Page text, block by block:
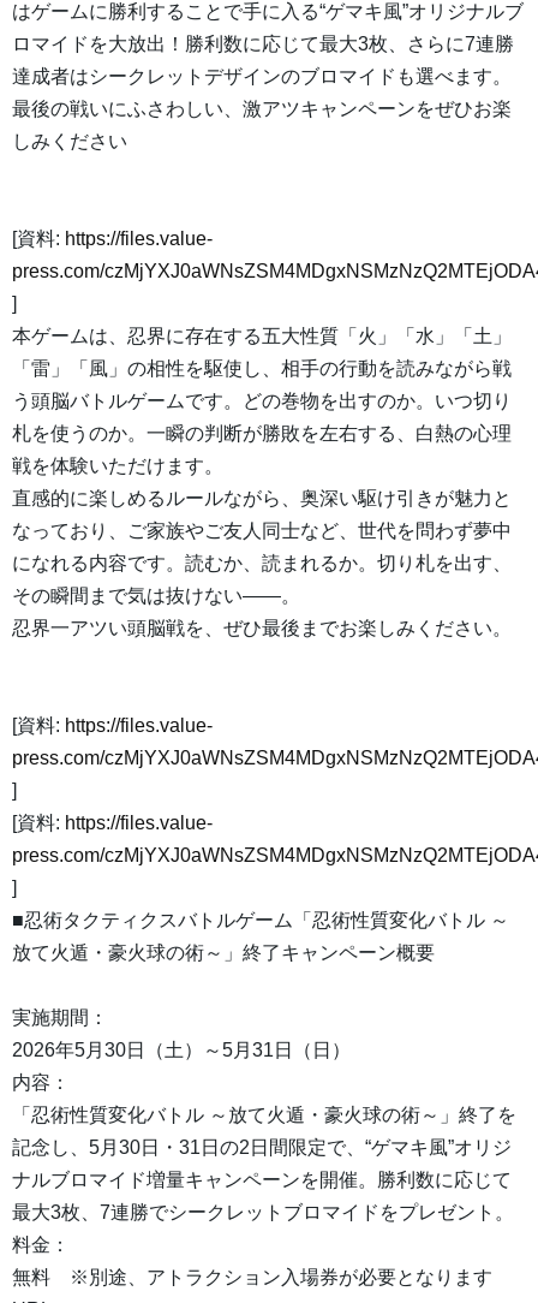
はゲームに勝利することで手に入る“ゲマキ風”オリジナルブ
ロマイドを大放出！勝利数に応じて最大3枚、さらに7連勝
達成者はシークレットデザインのブロマイドも選べます。
最後の戦いにふさわしい、激アツキャンペーンをぜひお楽
しみください
[資料: https://files.value-
press.com/
]
本ゲームは、忍界に存在する五大性質「火」「水」「土」
「雷」「風」の相性を駆使し、相手の行動を読みながら戦
う頭脳バトルゲームです。どの巻物を出すのか。いつ切り
札を使うのか。一瞬の判断が勝敗を左右する、白熱の心理
戦を体験いただけます。
直感的に楽しめるルールながら、奥深い駆け引きが魅力と
なっており、ご家族やご友人同士など、世代を問わず夢中
になれる内容です。読むか、読まれるか。切り札を出す、
その瞬間まで気は抜けない――。
忍界一アツい頭脳戦を、ぜひ最後までお楽しみください。
[資料: https://files.value-
press.com/
]
[資料: https://files.value-
press.com/
]
■忍術タクティクスバトルゲーム「忍術性質変化バトル ～
放て火遁・豪火球の術～」終了キャンペーン概要
実施期間：
2026年5月30日（土）～5月31日（日）
内容：
「忍術性質変化バトル ～放て火遁・豪火球の術～」終了を
記念し、5月30日・31日の2日間限定で、“ゲマキ風”オリジ
ナルブロマイド増量キャンペーンを開催。勝利数に応じて
最大3枚、7連勝でシークレットブロマイドをプレゼント。
料金：
無料 ※別途、アトラクション入場券が必要となります